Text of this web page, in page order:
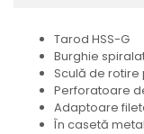
Tarod HSS-G
Burghie
Sculă de
Perforatoare
Adaptoare
În casetă